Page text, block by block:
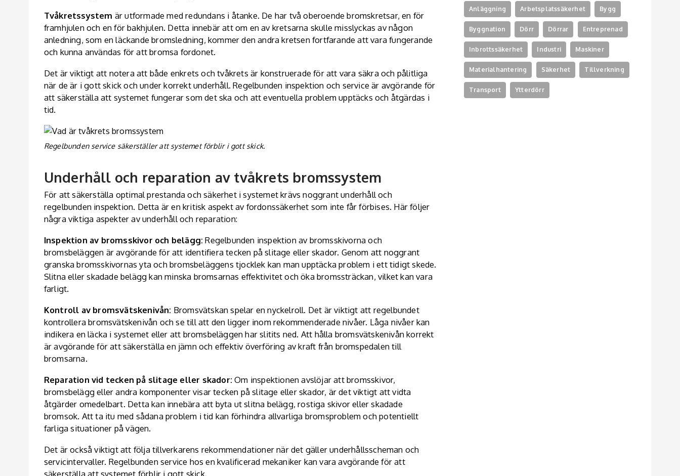
Tvåkretssystem är utformade med redundans i åtanke. De har två oberoende bromskretsar, en för
framhjulen och en för bakhjulen. Detta innebär att om en av kretsarna skulle misslyckas av någon
anledning, som en läckande bromsledning, kommer den andra kretsen fortfarande att vara fungerande
och kunna användas för att bromsa fordonet.
Det är viktigt att notera att både enkrets och tvåkrets är konstruerade för att vara säkra och pålitliga
när de är i gott skick och under korrekt underhåll. Regelbunden inspektion och service är avgörande för
att säkerställa att systemet fungerar som det ska och att eventuella problem upptäcks och åtgärdas i
tid.
Regelbunden service säkerställer att systemet förblir i gott skick.
Underhåll och reparation av tvåkrets bromssystem
För att säkerställa optimal prestanda och säkerhet i systemet krävs noggrant underhåll och
regelbunden inspektion. Detta är en kritisk aspekt av fordonssäkerhet som inte får förbises. Här följer
några viktiga aspekter av underhåll och reparation:
Inspektion av bromsskivor och belägg:Regelbunden inspektion av bromsskivorna och
bromsbeläggen är avgörande för att identifiera tecken på slitage eller skador. Genom att noggrant
granska bromsskivornas yta och bromsbeläggens tjocklek kan man upptäcka problem i ett tidigt skede.
Slitna eller skadade belägg kan minska bromsarnas effektivitet och öka bromssträckan, vilket kan vara
farligt.
Kontroll av bromsvätskenivån: Bromsvätskan spelar en nyckelroll. Det är viktigt att regelbundet
kontrollera bromsvätskenivån och se till att den ligger inom rekommenderade nivåer. Låga nivåer kan
indikera en läcka i systemet eller att bromsbeläggen har slitits ned. Att hålla bromsvätskenivån korrekt
är avgörande för att säkerställa en jämn och effektiv överföring av kraft från bromspedalen till
bromsarna.
Reparation vid tecken på slitage eller skador:Om inspektionen avslöjar att bromsskivor,
bromsbelägg eller andra komponenter visar tecken på slitage eller skador, är det viktigt att vidta
åtgärder omedelbart. Detta kan innebära att byta ut slitna belägg, rostiga skivor eller skadade
bromsok. Att ta itu med sådana problem i tid kan förhindra allvarliga bromsproblem och potentiellt
farliga situationer på vägen.
Det är också viktigt att följa tillverkarens rekommendationer när det gäller underhållsscheman och
servicintervaller. Regelbunden service hos en kvalificerad mekaniker kan vara avgörande för att
säkerställa att systemet förblir i gott skick.
Anläggning Arbetsplatssäkerhet Bygg
Byggnation Dörr Dörrar Entreprenad
Inbrottssäkerhet Industri Maskiner
Materialhantering Säkerhet Tillverkning
Transport Ytterdörr